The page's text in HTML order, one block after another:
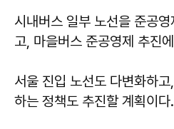
시내버스 일부 노선을 준공
고, 마을버스 준공영제 추진
서울 진입 노선도 다변화하
하는 정책도 추진할 계획이다.